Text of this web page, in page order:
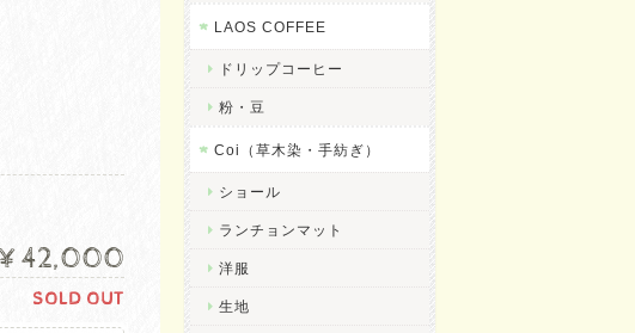
¥42,000
SOLD OUT
LAOS COFFEE
ドリップコーヒー
粉・豆
Coi（草木染・手紡ぎ）
ショール
ランチョンマット
洋服
生地